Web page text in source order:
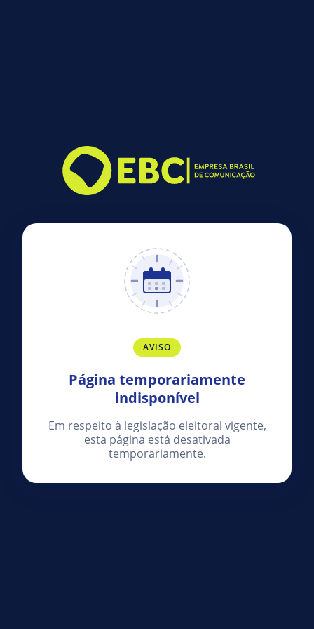
AVISO
Página temporariamente
indisponível
Em respeito à legislação eleitoral vigente,
esta página está desativada
temporariamente.